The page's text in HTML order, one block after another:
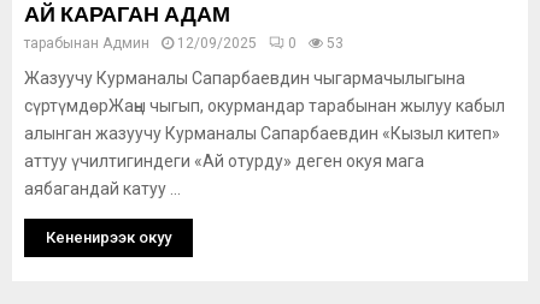
АЙ КАРАГАН АДАМ
тарабынан Админ 12/09/2025 0 53
Жазуучу Курманалы Сапарбаевдин чыгармачылыгына
сүртүмдөрЖаңы чыгып, окурмандар тарабынан жылуу кабыл
алынган жазуучу Курманалы Сапарбаевдин «Кызыл китеп»
аттуу үчилтигиндеги «Ай отурду» деген окуя мага
аябагандай катуу ...
Кененирээк окуу